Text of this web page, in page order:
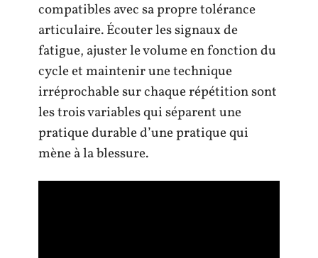
compatibles avec sa propre tolérance
articulaire. Écouter les signaux de
fatigue, ajuster le volume en fonction du
cycle et maintenir une technique
irréprochable sur chaque répétition sont
les trois variables qui séparent une
pratique durable d’une pratique qui
mène à la blessure.